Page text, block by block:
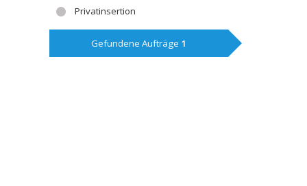
Privatinsertion
Gefundene Aufträge 1